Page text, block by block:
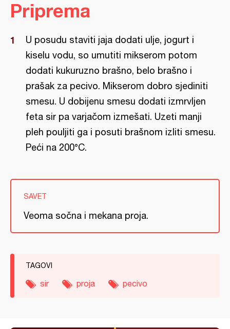
Priprema
U posudu staviti jaja dodati ulje, jogurt i
kiselu vodu, so umutiti mikserom potom
dodati kukuruzno brašno, belo brašno i
prašak za pecivo. Mikserom dobro sjediniti
smesu. U dobijenu smesu dodati izmrvljen
feta sir pa varjačom izmešati. Uzeti manji
pleh pouljiti ga i posuti brašnom izliti smesu.
Peći na 200°C.
SAVET
Veoma sočna i mekana proja.
TAGOVI
sir proja pecivo